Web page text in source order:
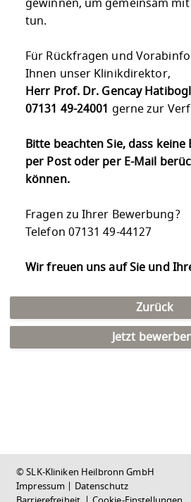
gewinnen, um gemeinsam
tun.
Für Rückfragen und
Ihnen unser Klinikdirektor,
Herr Prof. Dr. Gencay
07131 49-24001 gerne zur
Bitte beachten Sie, dass
per Post oder per E-Mail
können.
Fragen zu Ihrer Bewerbung?
Telefon 07131 49-44127
Wir freuen uns auf Sie und
Zurück
Jetzt
© SLK-Kliniken Heilbronn GmbH
Impressum | Datenschutz